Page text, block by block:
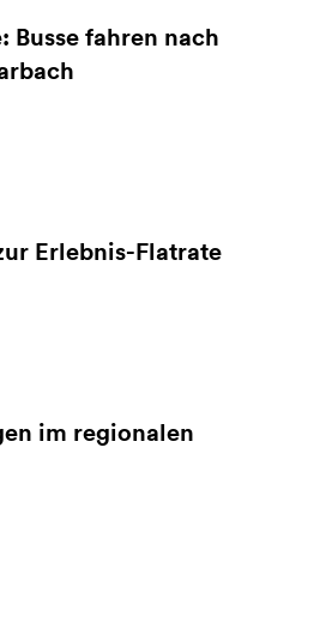
fahren nach
zu Abriss Murrbrücke:
Erlebnis-Flatrate
zu Mit dem D-Ticket zur
im regionalen
zu Fahrgastbefragungen im